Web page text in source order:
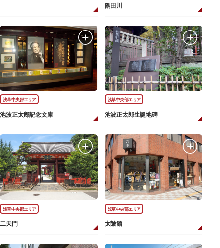
隅田川
浅草中央部エリア
池波正太郎記念文庫
浅草中央部エリア
池波正太郎生誕地碑
浅草中央部エリア
二天門
浅草中央部エリア
太皷館